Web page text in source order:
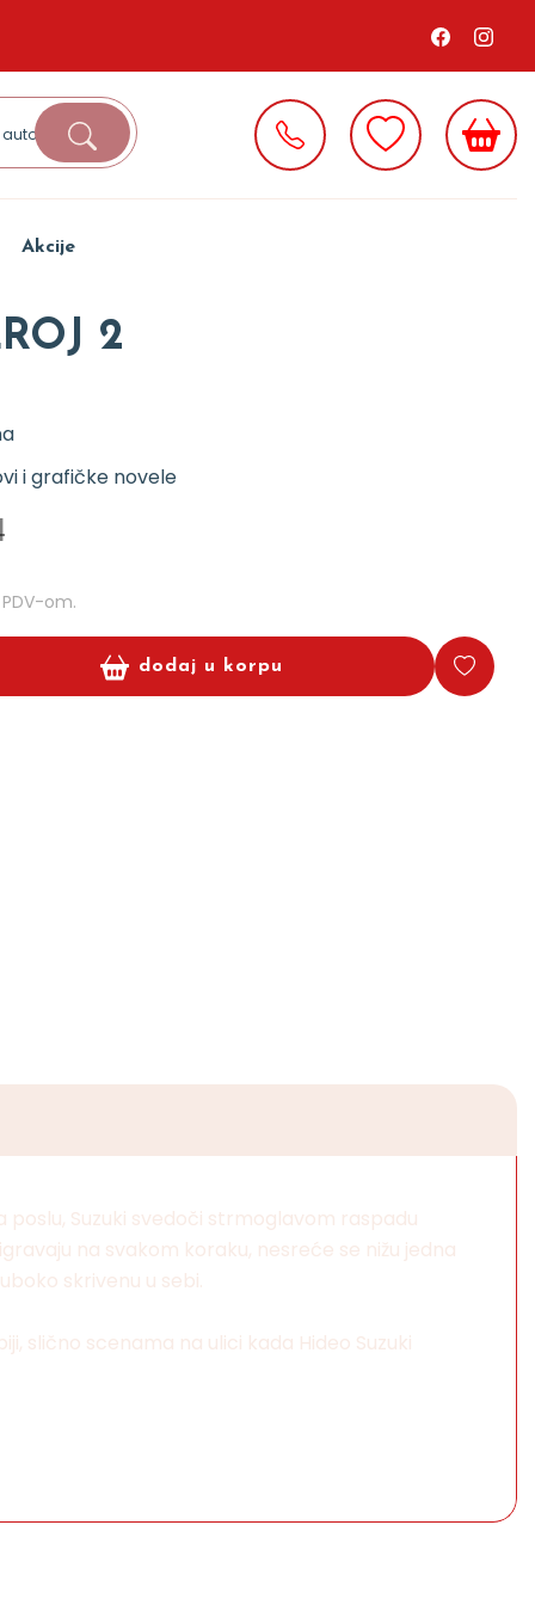
Akcije
2
i grafičke novele
om.
dodaj u korpu
poslu, Suzuki svedoči strmoglavom raspadu
na svakom koraku, nesreće se nižu jedna
skrivenu u sebi.
slično scenama na ulici kada Hideo Suzuki